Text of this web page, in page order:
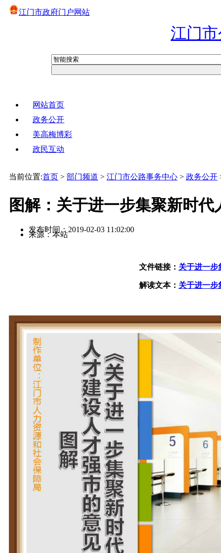
江门市政府门户网站
江门
网站首页
政务公开
美高梅博彩
政民互动
当前位置:首页 > 部门频道 > 江门市公路事务中心 > 政务公开
图解：关于进一步集聚新时
发布时间：2019-02-03 11:02:00
来源：本站
文件链接： 关于进一步
解读文本： 关于进一步